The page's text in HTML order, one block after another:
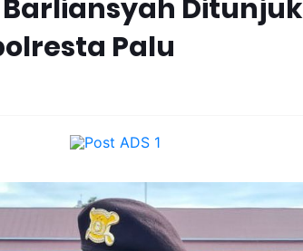
Barliansyah Ditunjuk
Palu